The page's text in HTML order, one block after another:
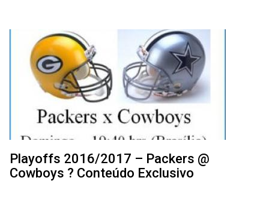
Playoffs 2016/2017 – Packers @
Cowboys ? Conteúdo Exclusivo